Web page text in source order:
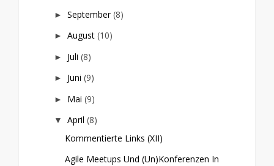
► September(8)
► August (10)
► Juli (8)
► Juni (9)
► Mai (9)
▼ April (8)
Kommentierte Links (XII)
Agile Meetups Und (Un)Konferenzen In